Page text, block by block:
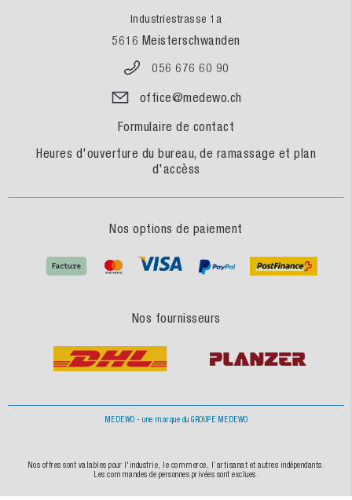
Industriestrasse 1a
5616 Meisterschwanden
056 676 60 90
office@medewo.ch
Formulaire de contact
Heures d'ouverture du bureau, de ramassage et plan
d'accèss
Nos options de paiement
Nos fournisseurs
MEDEWO - une marque du GROUPE MEDEWO
Nos offres sont valables pour l'industrie, le commerce, l’artisanat et autres indépendants.
Les commandes de personnes privées sont exclues.